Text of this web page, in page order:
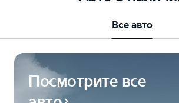
Все авто
Посмотрите все